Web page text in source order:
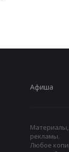
Афиша
рекламы.
Любое